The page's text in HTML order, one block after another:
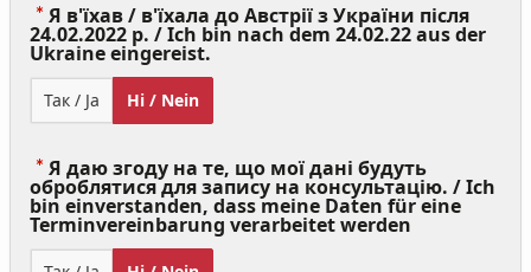
Я в'їхав / в'їхала до Австрії з України після
24.02.2022 р. / Ich bin nach dem 24.02.22 aus der
Ukraine eingereist.
Required)
Так / Ja Ні / Nein
Я даю згоду на те, що мої дані будуть
оброблятися для запису на консультацію. / Ich
bin einverstanden, dass meine Daten für eine
Terminvereinbarung verarbeitet werden